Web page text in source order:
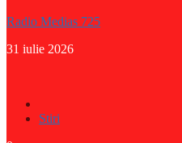
Radio Medias 725
31 iulie 2026
Stiri